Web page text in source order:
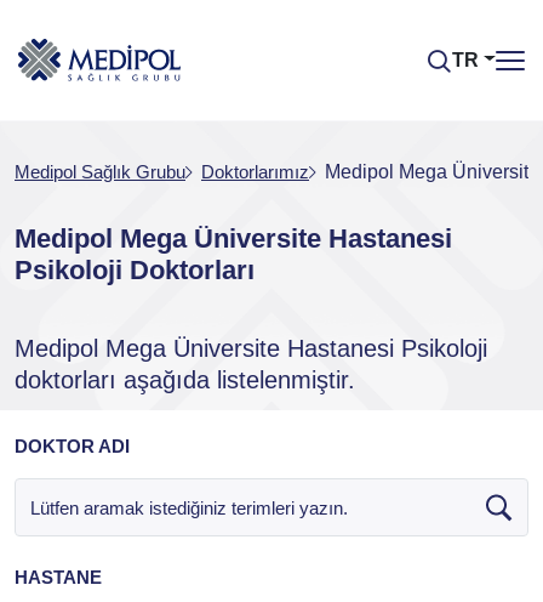
TR
Medipol Sağlık Grubu Doktorlarımız Medipol Mega
Medipol Mega Üniversite Hastanesi
Psikoloji Doktorları
Medipol Mega Üniversite Hastanesi Psikoloji
doktorları aşağıda listelenmiştir.
DOKTOR ADI
HASTANE